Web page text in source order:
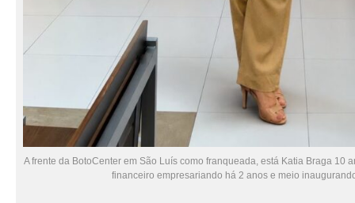
A frente da BotoCenter em São Luís como franqueada, está Katia Braga 10
financeiro empresariando há 2 anos e meio